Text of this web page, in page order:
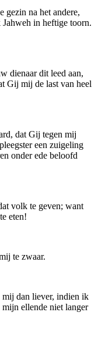
gezin na het andere,
in heftige toorn.
dienaar dit leed aan,
Gij mij de last van heel
dat Gij tegen mij
een zuigeling
onder ede beloofd
volk te geven; want
eten!
te zwaar.
dan liever, indien ik
ellende niet langer